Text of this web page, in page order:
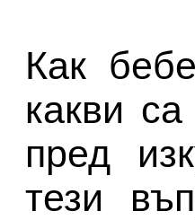
Как
какви
пред
тези